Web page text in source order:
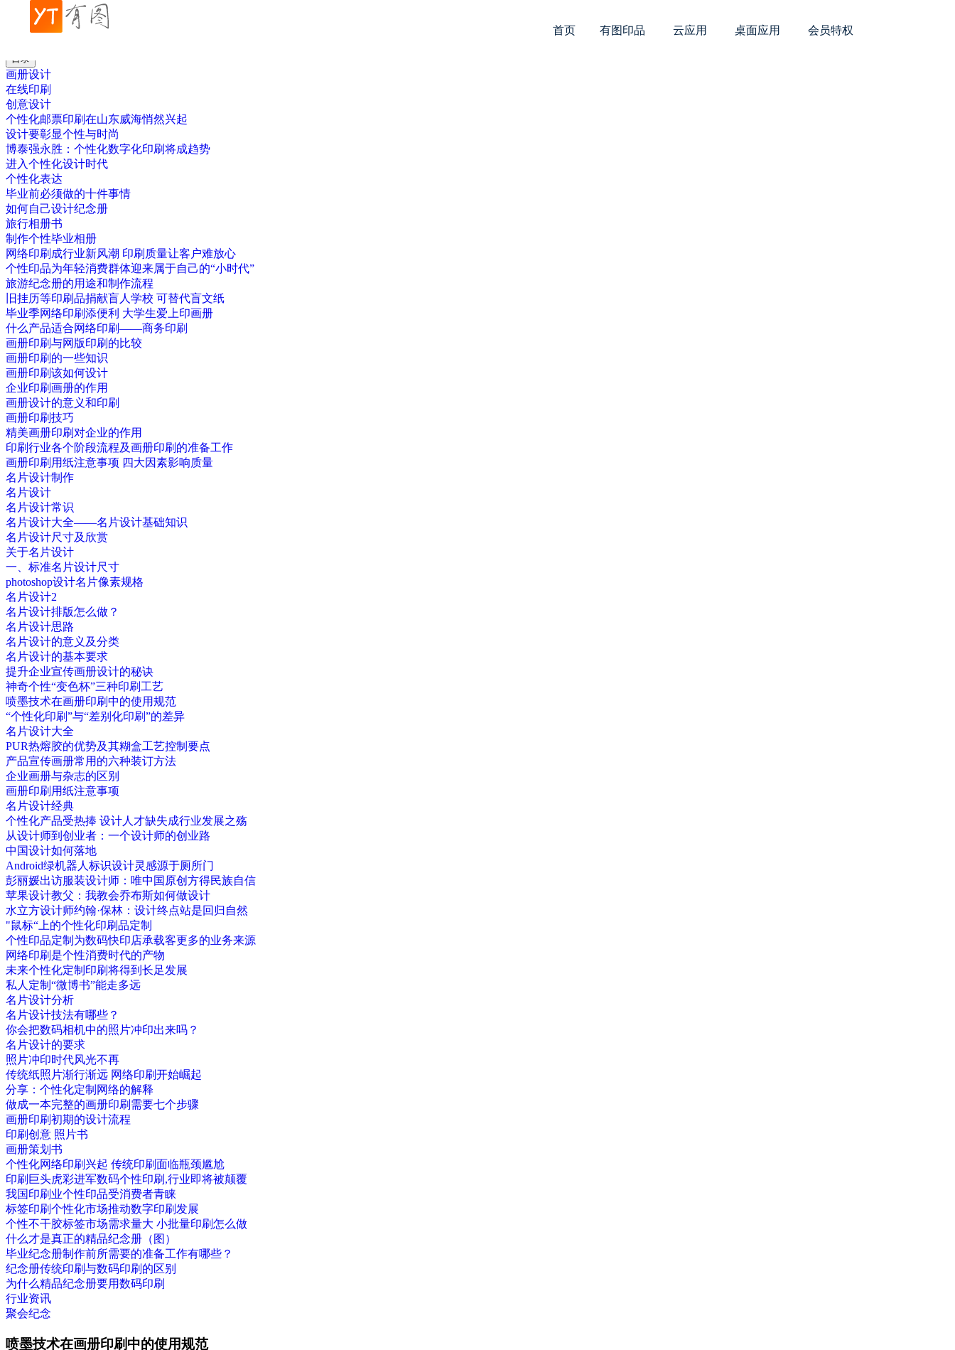
首页 有图印品 云应用 桌面应用 会员特权
帮助中心
创意设计
目录
画册设计
在线印刷
创意设计
个性化邮票印刷在山东威海悄然兴起
设计要彰显个性与时尚
博泰强永胜：个性化数字化印刷将成趋势
进入个性化设计时代
个性化表达
毕业前必须做的十件事情
如何自己设计纪念册
旅行相册书
制作个性毕业相册
网络印刷成行业新风潮 印刷质量让客户难放心
个性印品为年轻消费群体迎来属于自己的“小时代”
旅游纪念册的用途和制作流程
旧挂历等印刷品捐献盲人学校 可替代盲文纸
毕业季网络印刷添便利 大学生爱上印画册
什么产品适合网络印刷——商务印刷
画册印刷与网版印刷的比较
画册印刷的一些知识
画册印刷该如何设计
企业印刷画册的作用
画册设计的意义和印刷
画册印刷技巧
精美画册印刷对企业的作用
印刷行业各个阶段流程及画册印刷的准备工作
画册印刷用纸注意事项 四大因素影响质量
名片设计制作
名片设计
名片设计常识
名片设计大全——名片设计基础知识
名片设计尺寸及欣赏
关于名片设计
一、标准名片设计尺寸
photoshop设计名片像素规格
名片设计2
名片设计排版怎么做？
名片设计思路
名片设计的意义及分类
名片设计的基本要求
提升企业宣传画册设计的秘诀
神奇个性“变色杯”三种印刷工艺
喷墨技术在画册印刷中的使用规范
“个性化印刷”与“差别化印刷”的差异
名片设计大全
PUR热熔胶的优势及其糊盒工艺控制要点
产品宣传画册常用的六种装订方法
企业画册与杂志的区别
画册印刷用纸注意事项
名片设计经典
个性化产品受热捧 设计人才缺失成行业发展之殇
从设计师到创业者：一个设计师的创业路
中国设计如何落地
Android绿机器人标识设计灵感源于厕所门
彭丽媛出访服装设计师：唯中国原创方得民族自信
苹果设计教父：我教会乔布斯如何做设计
水立方设计师约翰·保林：设计终点站是回归自然
"鼠标“上的个性化印刷品定制
个性印品定制为数码快印店承载客更多的业务来源
网络印刷是个性消费时代的产物
未来个性化定制印刷将得到长足发展
私人定制“微博书”能走多远
名片设计分析
名片设计技法有哪些？
你会把数码相机中的照片冲印出来吗？
名片设计的要求
照片冲印时代风光不再
传统纸照片渐行渐远 网络印刷开始崛起
分享：个性化定制网络的解释
做成一本完整的画册印刷需要七个步骤
画册印刷初期的设计流程
印刷创意 照片书
画册策划书
个性化网络印刷兴起 传统印刷面临瓶颈尴尬
印刷巨头虎彩进军数码个性印刷,行业即将被颠覆
我国印刷业个性印品受消费者青睐
标签印刷个性化市场推动数字印刷发展
个性不干胶标签市场需求量大 小批量印刷怎么做
什么才是真正的精品纪念册（图）
毕业纪念册制作前所需要的准备工作有哪些？
纪念册传统印刷与数码印刷的区别
为什么精品纪念册要用数码印刷
行业资讯
聚会纪念
喷墨技术在画册印刷中的使用规范